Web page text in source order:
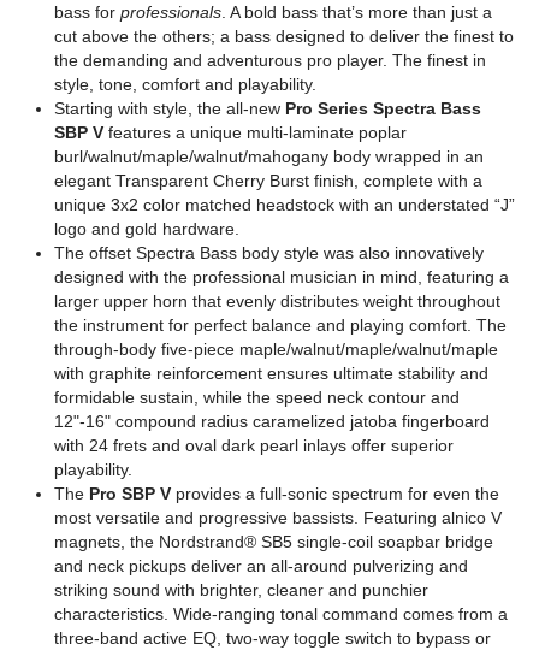
bass for professionals . A bold bass that’s more than just a
cut above the others; a bass designed to deliver the finest to
the demanding and adventurous pro player. The finest in
style, tone, comfort and playability.
Starting with style, the all-new Pro Series Spectra Bass
SBP V features a unique multi-laminate poplar
burl/walnut/maple/walnut/mahogany body wrapped in an
elegant Transparent Cherry Burst finish, complete with a
unique 3x2 color matched headstock with an understated “J”
logo and gold hardware.
The offset Spectra Bass body style was also innovatively
designed with the professional musician in mind, featuring a
larger upper horn that evenly distributes weight throughout
the instrument for perfect balance and playing comfort. The
through-body five-piece maple/walnut/maple/walnut/maple
with graphite reinforcement ensures ultimate stability and
formidable sustain, while the speed neck contour and
12"-16" compound radius caramelized jatoba fingerboard
with 24 frets and oval dark pearl inlays offer superior
playability.
The Pro SBP V provides a full-sonic spectrum for even the
most versatile and progressive bassists. Featuring alnico V
magnets, the Nordstrand® SB5 single-coil soapbar bridge
and neck pickups deliver an all-around pulverizing and
striking sound with brighter, cleaner and punchier
characteristics. Wide-ranging tonal command comes from a
three-band active EQ, two-way toggle switch to bypass or